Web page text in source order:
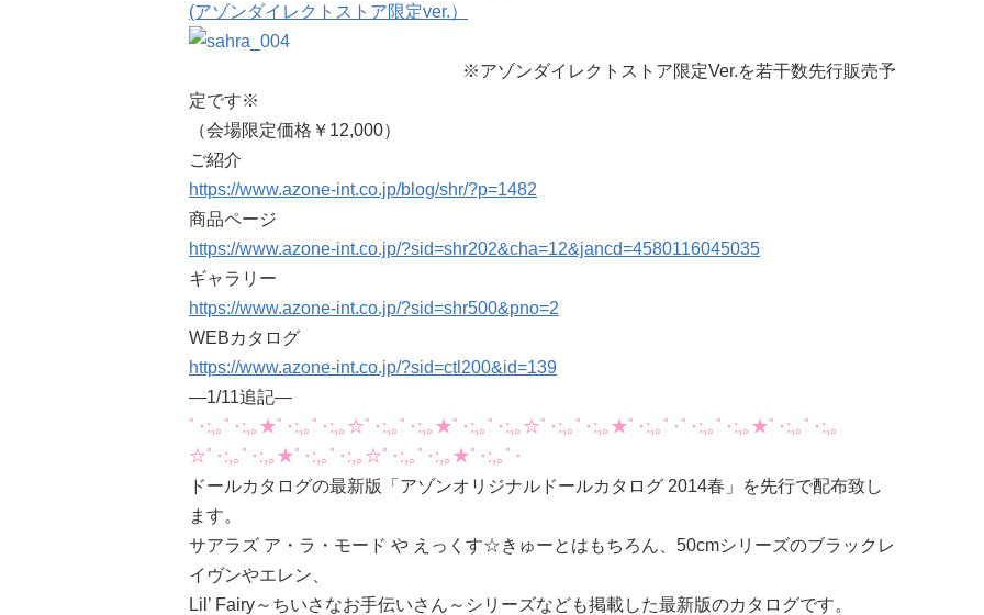
(アゾンダイレクトストア限定ver.）
※アゾンダイレクトストア限定Ver.を若干数先行販売予
定です※
（会場限定価格￥12,000）
ご紹介
https://www.azone-int.co.jp/blog/shr/?p=1482
商品ページ
https://www.azone-int.co.jp/?sid=shr202&cha=12&jancd=4580116045035
ギャラリー
https://www.azone-int.co.jp/?sid=shr500&pno=2
WEBカタログ
https://www.azone-int.co.jp/?sid=ctl200&id=139
—1/11追記—
ﾟ･:,｡ﾟ･:,｡★ﾟ･:,｡ﾟ･:,｡☆ﾟ･:,｡ﾟ･:,｡★ﾟ･:,｡ﾟ･:,｡☆ﾟ･:,｡ﾟ･:,｡★ﾟ･:,｡ﾟ･ﾟ･:,｡ﾟ･:,｡★ﾟ･:,｡ﾟ･:,｡
☆ﾟ･:,｡ﾟ･:,｡★ﾟ･:,｡ﾟ･:,｡☆ﾟ･:,｡ﾟ･:,｡★ﾟ･:,｡ﾟ･
ドールカタログの最新版「アゾンオリジナルドールカタログ 2014春」を先行で配布致し
ます。
サアラズ ア・ラ・モード や えっくす☆きゅーとはもちろん、50cmシリーズのブラックレ
イヴンやエレン、
Lil’ Fairy～ちいさなお手伝いさん～シリーズなども掲載した最新版のカタログです。